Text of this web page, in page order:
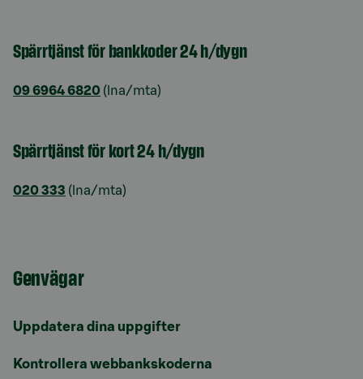
Spärrtjänst för bankkoder 24 h/dygn
09 6964 6820 (lna/mta)
Spärrtjänst för kort 24 h/dygn
020 333 (lna/mta)
Genvägar
Uppdatera dina uppgifter
Kontrollera webbankskoderna